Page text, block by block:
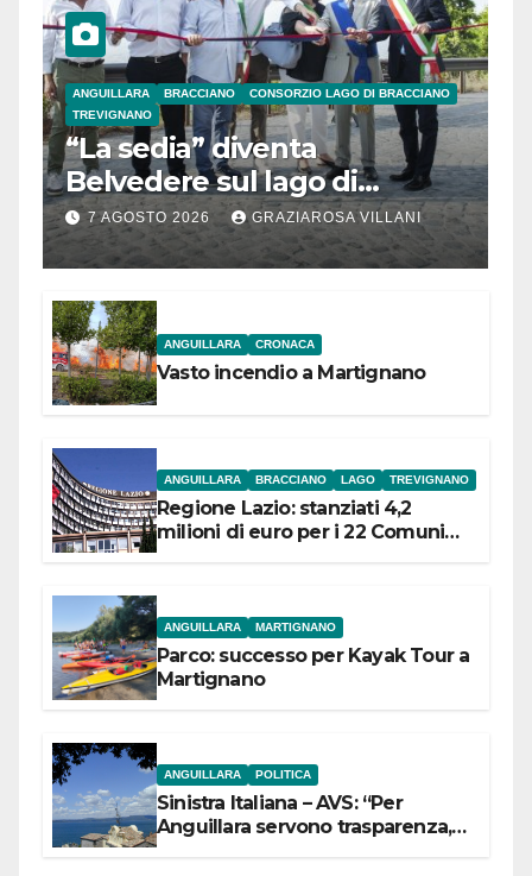
ANGUILLARA BRACCIANO
CONSORZIO LAGO DI BRACCIANO
TREVIGNANO
“La sedia” diventa
Belvedere sul lago di
Bracciano: ieri
l’inaugurazione
7 AGOSTO 2026 GRAZIAROSA VILLANI
ANGUILLARA CRONACA
Vasto incendio a Martignano
ANGUILLARA BRACCIANO LAGO TREVIGNANO
Regione Lazio: stanziati 4,2
milioni di euro per i 22 Comuni
ANGUILLARA MARTIGNANO
Parco: successo per Kayak Tour a
Martignano
ANGUILLARA POLITICA
Sinistra Italiana – AVS: “Per
Anguillara servono trasparenza,